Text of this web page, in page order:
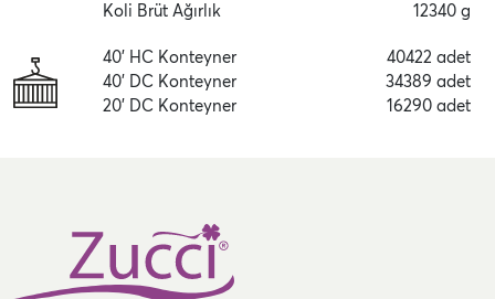
Koli Brüt Ağırlık
12340 g
40' HC Konteyner
40' DC Konteyner
20' DC Konteyner
40422 adet
34389 adet
16290 adet